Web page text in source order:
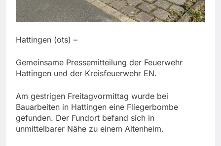
Hattingen (ots) –
Gemeinsame Pressemitteilung der Feuerwehr
Hattingen und der Kreisfeuerwehr EN.
Am gestrigen Freitagvormittag wurde bei
Bauarbeiten in Hattingen eine Fliegerbombe
gefunden. Der Fundort befand sich in
unmittelbarer Nähe zu einem Altenheim.